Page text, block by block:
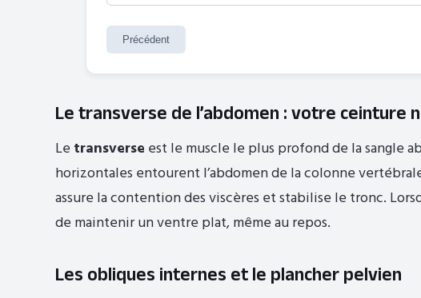
Précédent
Le transverse de l’abdomen : votre ceinture
Le transverse est le muscle le plus profond de la sangle
horizontales entourent l’abdomen de la colonne
assure la contention des viscères et stabilise le tronc.
de maintenir un ventre plat, même au repos.
Les obliques internes et le plancher pelvien